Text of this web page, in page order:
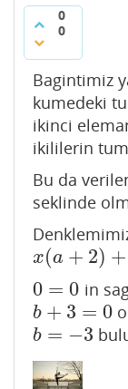
0
0
Bagintimiz
kumedeki
ikinci
ikililerin
Bu da
seklinde
x(a + 2) +
x(a+ 2)+ b+ 3
0 = 0
0=0 in
b + 3 = 0
b +3 =0
b = −3
b =−3